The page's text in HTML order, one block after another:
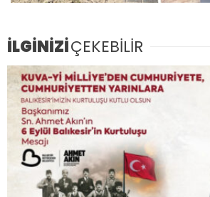
İLGİNİZİÇEKEBİLİR